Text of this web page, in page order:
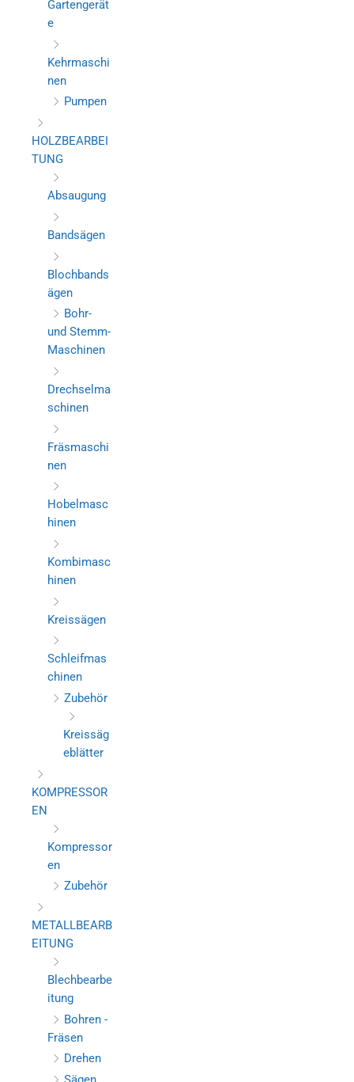
Gartengerät
e
Kehrmaschi
nen
Pumpen
HOLZBEARBEI
TUNG
Absaugung
Bandsägen
Blochbands
ägen
Bohr-
und Stemm-
Maschinen
Drechselma
schinen
Fräsmaschi
nen
Hobelmasc
hinen
Kombimasc
hinen
Kreissägen
Schleifmas
chinen
Zubehör
Kreissäg
eblätter
KOMPRESSOR
EN
Kompressor
en
Zubehör
METALLBEARB
EITUNG
Blechbearbe
itung
Bohren -
Fräsen
Drehen